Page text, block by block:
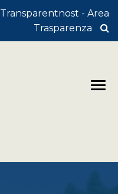
Transparentnost - Area
Trasparenza